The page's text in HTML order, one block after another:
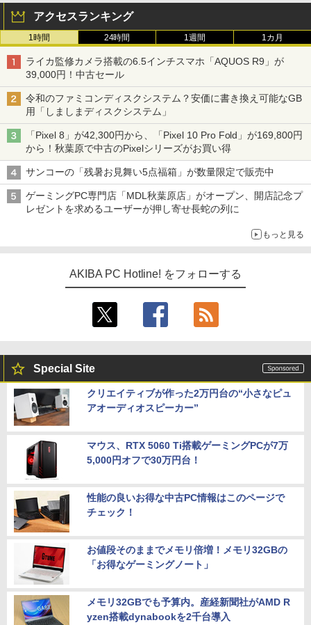
アクセスランキング
1時間 24時間 1週間 1カ月
ライカ監修カメラ搭載の6.5インチスマホ「AQUOS R9」が
39,000円！中古セール
令和のファミコンディスクシステム？安価に書き換え可能なGB
用「しましまディスクシステム」
「Pixel 8」が42,300円から、「Pixel 10 Pro Fold」が169,800円
から！秋葉原で中古のPixelシリーズがお買い得
サンコーの「残暑お見舞い5点福箱」が数量限定で販売中
ゲーミングPC専門店「MDL秋葉原店」がオープン、開店記念プ
レゼントを求めるユーザーが押し寄せ長蛇の列に
もっと見る
AKIBA PC Hotline! をフォローする
Special Site
クリエイティブが作った2万円台の“小さなピュ
アオーディオスピーカー”
マウス、RTX 5060 Ti搭載ゲーミングPCが7万
5,000円オフで30万円台！
性能の良いお得な中古PC情報はこのページで
チェック！
お値段そのままでメモリ倍増！メモリ32GBの
「お得なゲーミングノート」
メモリ32GBでも予算内。産経新聞社がAMD R
yzen搭載dynabookを2千台導入